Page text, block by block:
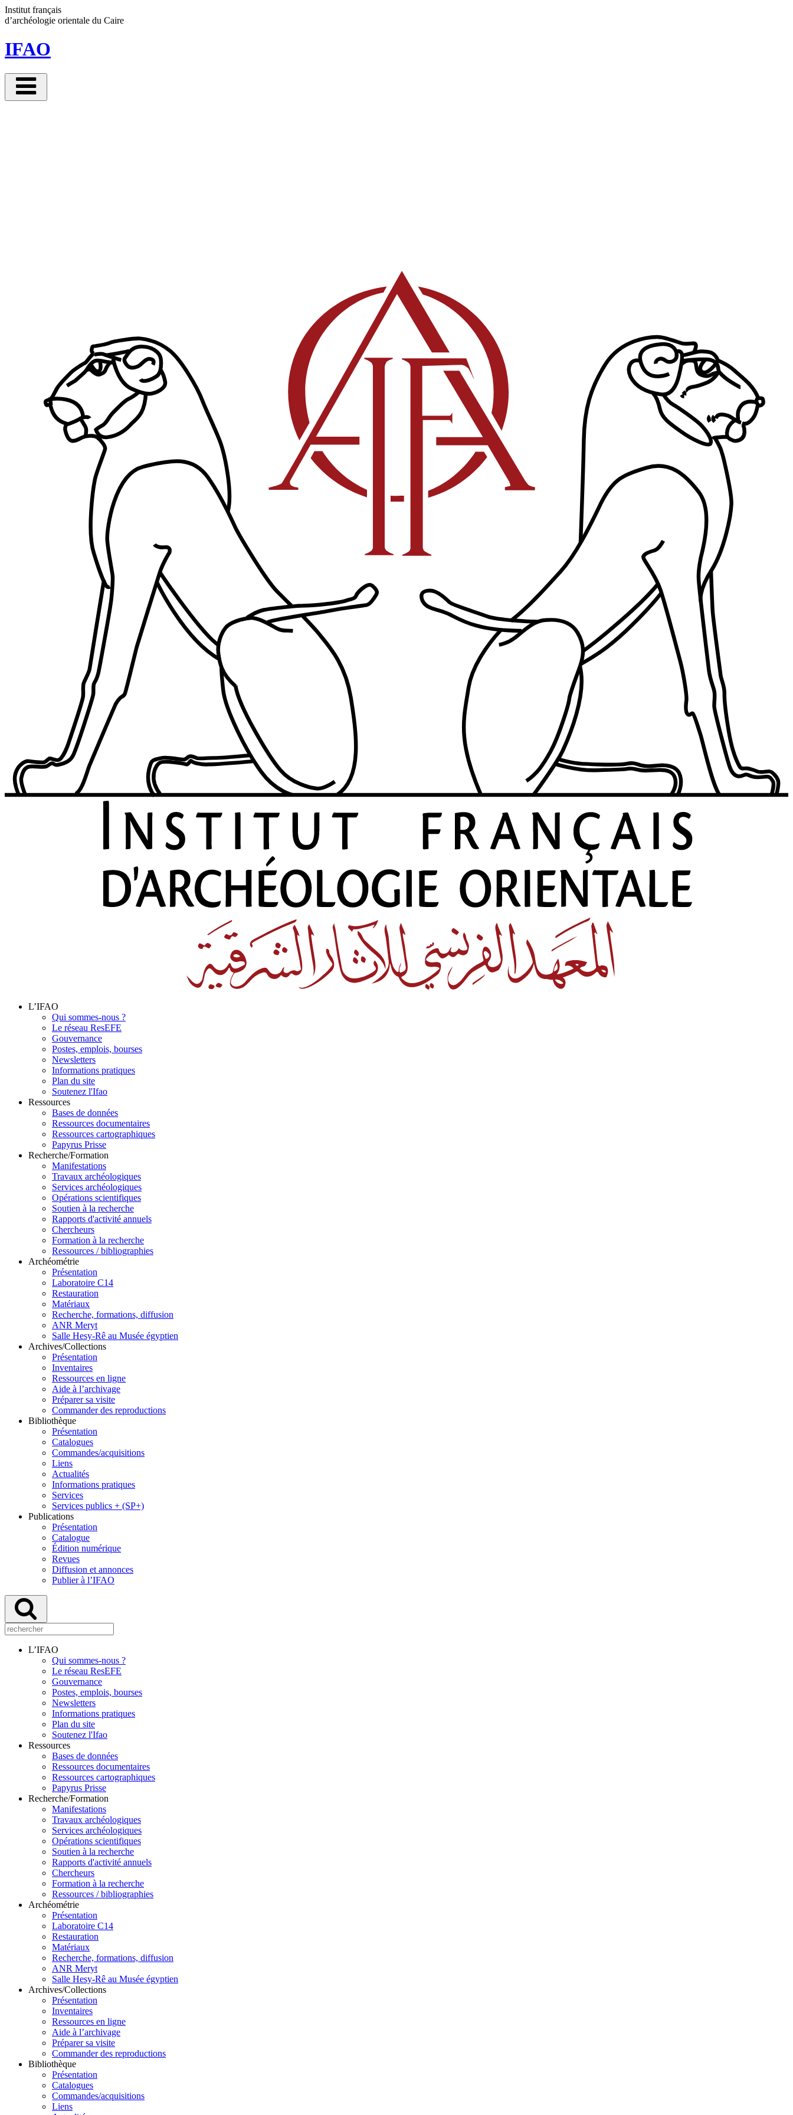
Institut français
d’archéologie orientale du Caire
IFAO
L’IFAO
Qui sommes-nous ?
Le réseau ResEFE
Gouvernance
Postes, emplois, bourses
Newsletters
Informations pratiques
Plan du site
Soutenez l'Ifao
Ressources
Bases de données
Ressources documentaires
Ressources cartographiques
Papyrus Prisse
Recherche/Formation
Manifestations
Travaux archéologiques
Services archéologiques
Opérations scientifiques
Soutien à la recherche
Rapports d'activité annuels
Chercheurs
Formation à la recherche
Ressources / bibliographies
Archéométrie
Présentation
Laboratoire C14
Restauration
Matériaux
Recherche, formations, diffusion
ANR Meryt
Salle Hesy-Rê au Musée égyptien
Archives/Collections
Présentation
Inventaires
Ressources en ligne
Aide à l’archivage
Préparer sa visite
Commander des reproductions
Bibliothèque
Présentation
Catalogues
Commandes/acquisitions
Liens
Actualités
Informations pratiques
Services
Services publics + (SP+)
Publications
Présentation
Catalogue
Édition numérique
Revues
Diffusion et annonces
Publier à l’IFAO
L’IFAO
Qui sommes-nous ?
Le réseau ResEFE
Gouvernance
Postes, emplois, bourses
Newsletters
Informations pratiques
Plan du site
Soutenez l'Ifao
Ressources
Bases de données
Ressources documentaires
Ressources cartographiques
Papyrus Prisse
Recherche/Formation
Manifestations
Travaux archéologiques
Services archéologiques
Opérations scientifiques
Soutien à la recherche
Rapports d'activité annuels
Chercheurs
Formation à la recherche
Ressources / bibliographies
Archéométrie
Présentation
Laboratoire C14
Restauration
Matériaux
Recherche, formations, diffusion
ANR Meryt
Salle Hesy-Rê au Musée égyptien
Archives/Collections
Présentation
Inventaires
Ressources en ligne
Aide à l’archivage
Préparer sa visite
Commander des reproductions
Bibliothèque
Présentation
Catalogues
Commandes/acquisitions
Liens
Panneau de gestion des cookies